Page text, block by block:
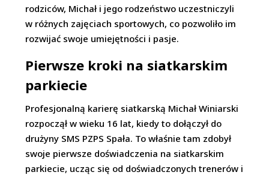
rodziców, Michał i jego rodzeństwo uczestniczyli
w różnych zajęciach sportowych, co pozwoliło im
rozwijać swoje umiejętności i pasje.
Pierwsze kroki na siatkarskim
parkiecie
Profesjonalną karierę siatkarską Michał Winiarski
rozpoczął w wieku 16 lat, kiedy to dołączył do
drużyny SMS PZPS Spała. To właśnie tam zdobył
swoje pierwsze doświadczenia na siatkarskim
parkiecie, ucząc się od doświadczonych trenerów i